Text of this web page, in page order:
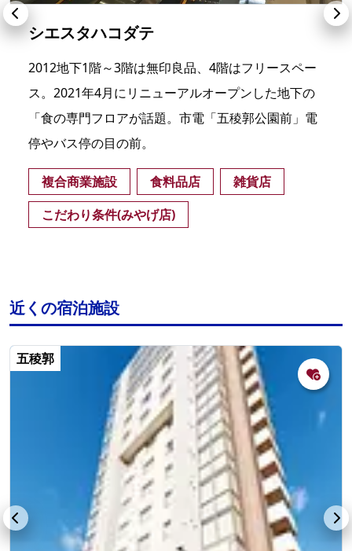
シエスタハコダテ
2012地下1階～3階は無印良品、4階はフリースペー
ス。2021年4月にリニューアルオープンした地下の
「食の専門フロアが話題。市電「五稜郭公園前」電
停やバス停の目の前。
複合商業施設 食料品店
雑貨店
こだわり条件(みやげ店)
近くの宿泊施設
五稜郭